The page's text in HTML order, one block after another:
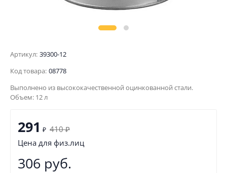
Артикул: 39300-12
Код товара: 08778
Выполнено из высококачественной оцинкованной стали.
Объем: 12 л
291 ₽ 410 ₽
Цена для физ.лиц
306 руб.